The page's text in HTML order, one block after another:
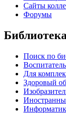
Сайты
Форумы
Библиотека
Поиск по
Для
Здоровый